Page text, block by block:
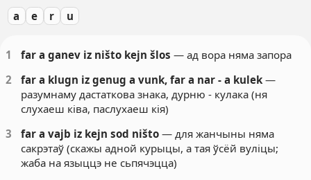
a e r u
1 far a ganev iz ništo kejn šlos — ад вора няма запора
2
far a klugn iz genug a vunk, far a nar - a kulek —
разумнаму дастаткова знака, дурню - кулака (ня
слухаеш ківа, паслухаеш кія)
3
far a vajb iz kejn sod ništo — для жанчыны няма
сакрэтаў (скажы адной курыцы, а тая ўсёй вуліцы;
жаба на языццэ не сьпячэцца)